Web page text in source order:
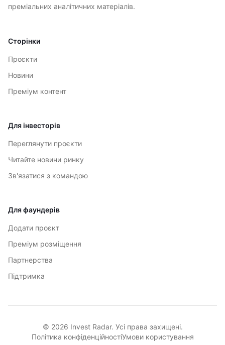
преміальних аналітичних матеріалів.
Сторінки
Проєкти
Новини
Преміум контент
Для інвесторів
Переглянути проєкти
Читайте новини ринку
Зв'язатися з командою
Для фаундерів
Додати проєкт
Преміум розміщення
Партнерства
Підтримка
© 2026 Invest Radar. Усі права захищені.
Політика конфіденційностіУмови користування